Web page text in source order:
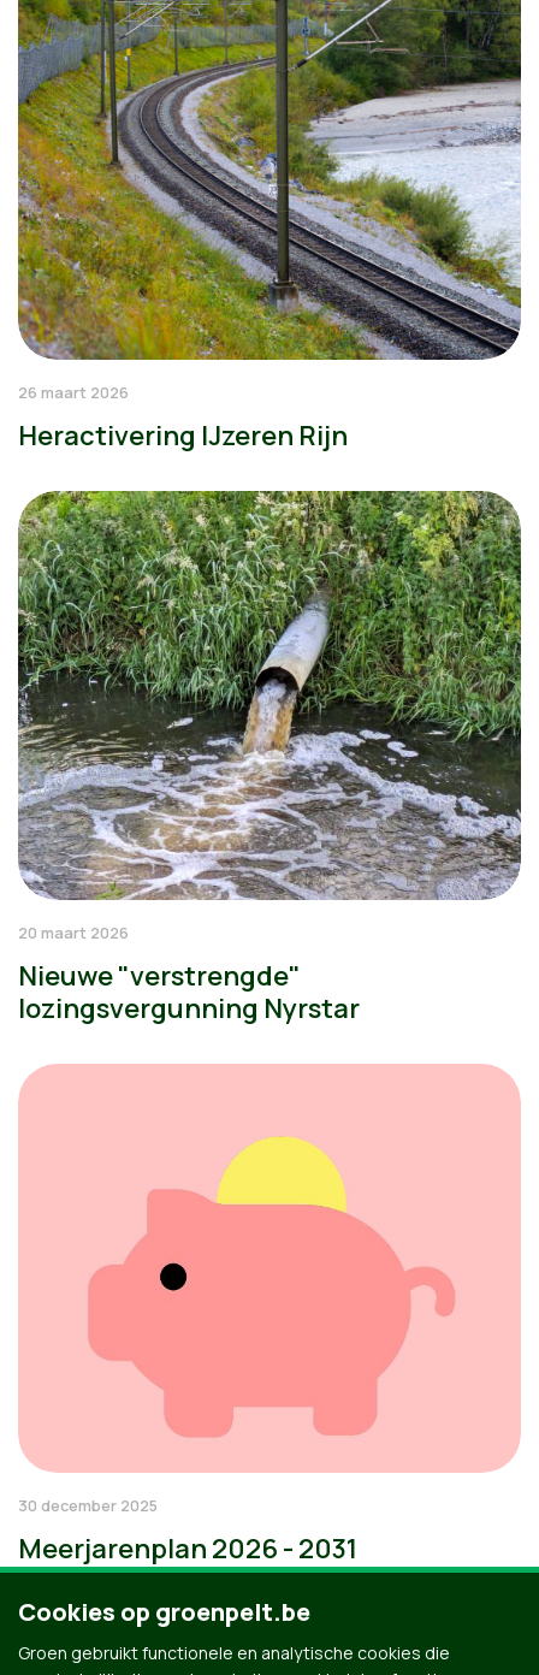
26 maart 2026
Heractivering IJzeren Rijn
20 maart 2026
Nieuwe "verstrengde"
lozingsvergunning Nyrstar
30 december 2025
Meerjarenplan 2026 - 2031
Cookies op groenpelt.be
Groen gebruikt functionele en analytische cookies die